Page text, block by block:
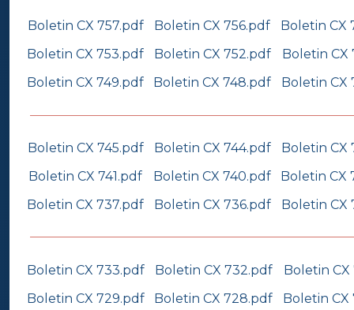
Boletin CX 757.pdf Boletin CX 756.pdf
Boletin CX
Boletin CX 753.pdf
Boletin CX 752.pdf
Boletin CX
Boletin CX 749.pdf
Boletin CX 748.pdf Boletin CX
Boletin CX 745.pdf Boletin CX 744.pdf
Boletin CX
Boletin CX 741.pdf
Boletin CX 740.pdf
Boletin CX
Boletin CX 737.pdf
Boletin CX 736.pdf Boletin CX
Boletin CX 733.pdf Boletin CX 732.pdf
Boletin CX
Boletin CX 729.pdf
Boletin CX 728.pdf Boletin CX